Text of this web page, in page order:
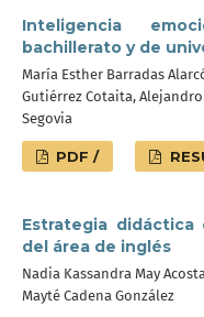
Inteligencia
bachillerato y de
María Esther Barradas
Gutiérrez Cotaita, Alejandro
Segovia
PDF /
Estrategia
del área de inglés
Nadia Kassandra May
Mayté Cadena González